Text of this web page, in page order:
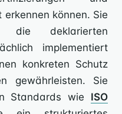
können. Sie
die deklarierten
implementiert
konkreten Schutz
gewährleisten. Sie
Standards wie ISO